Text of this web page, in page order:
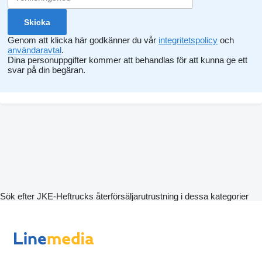
Genom att klicka här godkänner du vår integritetspolicy och
användaravtal.
Dina personuppgifter kommer att behandlas för att kunna ge ett
svar på din begäran.
Sök efter JKE-Heftrucks återförsäljarutrustning i dessa kategorier